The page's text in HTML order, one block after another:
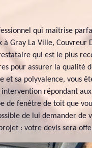
qui maîtrise
à Gray La Ville, Couvreur
qui est le plus
pour assurer la qualité
et sa polyvalence, vous
intervention répondant
de fenêtre de toit que
de lui demander de
: votre devis sera